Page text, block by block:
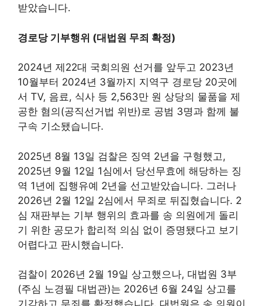
받았습니다.
경로당 기부행위 (대법원 무죄 확정)
2024년 제22대 국회의원 선거를 앞두고 2023년
10월부터 2024년 3월까지 지역구 경로당 20곳에
서 TV, 음료, 식사 등 2,563만 원 상당의 물품을 제
공한 혐의(공직선거법 위반)로 공범 3명과 함께 불
구속 기소됐습니다.
2025년 8월 13일 검찰은 징역 2년을 구형했고,
2025년 9월 12일 1심에서 당선무효에 해당하는 징
역 1년에 집행유예 2년을 선고받았습니다. 그러나
2026년 2월 12일 2심에서 무죄로 뒤집혔습니다. 2
심 재판부는 기부 행위의 효과를 송 의원에게 돌리
기 위한 공모가 합리적 의심 없이 증명됐다고 보기
어렵다고 판시했습니다.
검찰이 2026년 2월 19일 상고했으나, 대법원 3부
(주심 노경필 대법관)는 2026년 6월 24일 상고를